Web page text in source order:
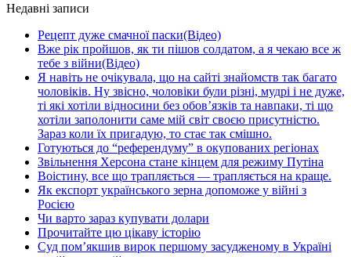
Недавні записи
Рецепт дуже смачної паски(Відео)
Вже рік пройшов, як ти пішов солдатом, а я чекаю все ж
тебе з війни(Відео)
Я навіть не очікувала, що на сайті знайомств так багато
чоловіків. Ну звісно, чоловіки були різні, мудрі і не дуже,
ті які хотіли відносини без обов’язків та навпаки, ті що
хотіли заполонити саме мій світ своєю присутністю.
Зараз коли їх пригадую, то стає так смішно.
Готуються до “референдуму” в окупованих регіонах
Звільнення Херсона стане кінцем для режиму Путіна
Воістину, все що трапляється — трапляється на краще.
Як експорт українського зерна допоможе у війні з
Росією
Чи варто зараз купувати долари
Прочитайте цю цікаву історію
Суд пом’якшив вирок першому засудженому в Україні